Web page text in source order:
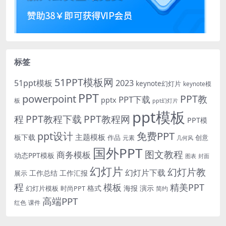
标签
51ppt模板 51PPT模板网 2023 keynote幻灯片 keynote模
板 powerpoint PPT pptx PPT下载 ppt幻灯片 PPT教
程 PPT教程下载 PPT教程网 ppt模板 PPT模
板下载 ppt设计 主题模板 作品 元素 免费PPT 几何风 创意
动态PPT模板 商务模板 国外PPT图文教程 图表 封面
展示 工作总结 工作汇报 幻灯片 幻灯片下载 幻灯片教
程 幻灯片模板 时尚PPT 格式 模板 海报 演示 简约 精美PPT
红色 课件 高端PPT